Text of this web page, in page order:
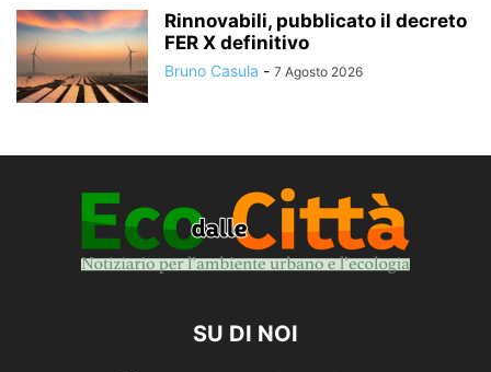
Rinnovabili, pubblicato il decreto
FER X definitivo
Bruno Casula - 7 Agosto 2026
SU DI NOI